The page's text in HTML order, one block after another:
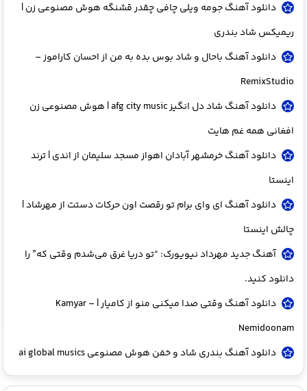
دانلود آهنگ جومه ویلی چافی چقدر قشنگه هوش مصنوعی زن |
ریمیکس شاد بندری
دانلود آهنگ باحال و شاد بوس بده به من از احسان کاراموز –
RemixStudio
دانلود آهنگ شاد دل انگیز afg city music | هوش مصنوعی زن
افغانی همه غم هایت
دانلود آهنگ خرمشهر آبادان اهواز مسجد سلیمان از اندی | ترند
اینستا
دانلود آهنگ ای وای برام تو رقصت اون حرکات دستت از مهرشاد |
چالش اینستا
آهنگ جدید مهرداد نیویورک: “تو دریا غرق می‌شدم وقتی که” را
دانلود کنید.
دانلود آهنگ وقتی صدا میکنی منو از کامیار | Kamyar –
Nemidoonam
دانلود آهنگ بندری شاد و خفن هوش مصنوعی ai global musics